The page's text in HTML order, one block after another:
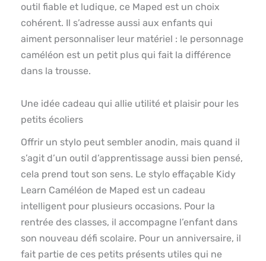
outil fiable et ludique, ce Maped est un choix
cohérent. Il s’adresse aussi aux enfants qui
aiment personnaliser leur matériel : le personnage
caméléon est un petit plus qui fait la différence
dans la trousse.
Une idée cadeau qui allie utilité et plaisir pour les
petits écoliers
Offrir un stylo peut sembler anodin, mais quand il
s’agit d’un outil d’apprentissage aussi bien pensé,
cela prend tout son sens. Le stylo effaçable Kidy
Learn Caméléon de Maped est un cadeau
intelligent pour plusieurs occasions. Pour la
rentrée des classes, il accompagne l’enfant dans
son nouveau défi scolaire. Pour un anniversaire, il
fait partie de ces petits présents utiles qui ne